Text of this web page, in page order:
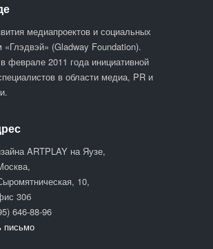
медиапроектов и социальных
«Глэдвэй» (Gladway Foundation).
феврале 2011 года инициативной
в области медиа, PR и
ARTPLAY на Яузе,
10,
30б
646-88-96
письмо